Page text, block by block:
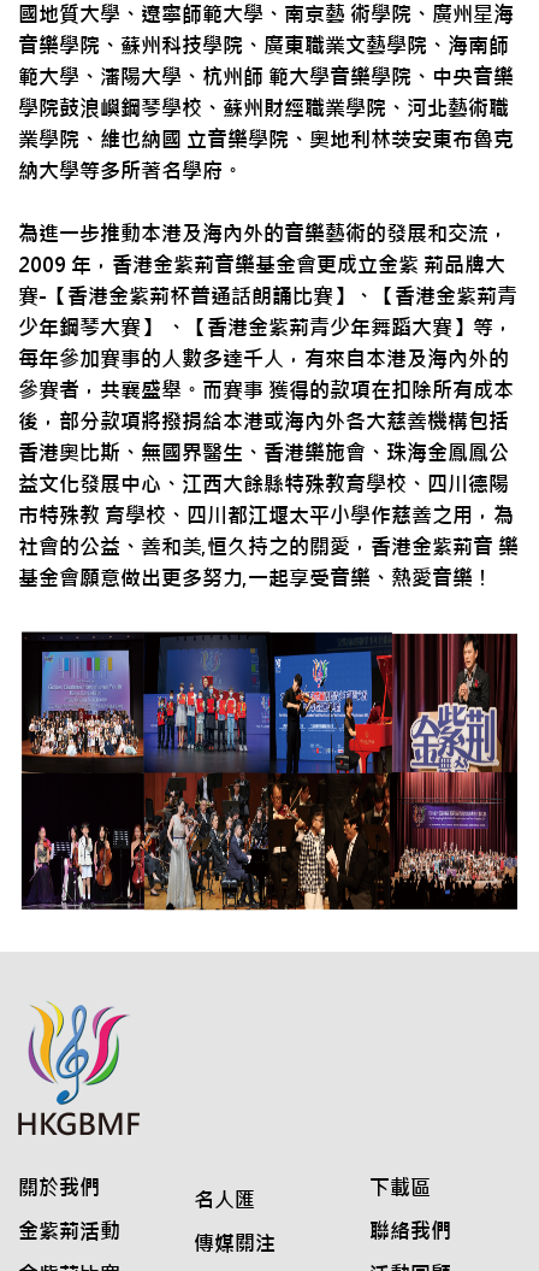
國地質大學、遼寧師範大學、南京藝 術學院、廣州星海
音樂學院、蘇州科技學院、廣東職業文藝學院、海南師
範大學、瀋陽大學、杭州師 範大學音樂學院、中央音樂
學院鼓浪嶼鋼琴學校、蘇州財經職業學院、河北藝術職
業學院、維也納國 立音樂學院、奧地利林茨安東布魯克
納大學等多所著名學府。
為進一步推動本港及海內外的音樂藝術的發展和交流，
2009 年，香港金紫荊音樂基金會更成立金紫 荊品牌大
賽-【香港金紫荊杯普通話朗誦比賽】、【香港金紫荊青
少年鋼琴大賽】 、【香港金紫荊青少年舞蹈大賽】等，
每年參加賽事的人數多達千人，有來自本港及海內外的
參賽者，共襄盛舉。而賽事 獲得的款項在扣除所有成本
後，部分款項將撥捐給本港或海內外各大慈善機構包括
香港奧比斯、無國界醫生、香港樂施會、珠海金鳳鳳公
益文化發展中心、江西大餘縣特殊教育學校、四川德陽
市特殊教 育學校、四川都江堰太平小學作慈善之用，為
社會的公益、善和美,恒久持之的關愛，香港金紫荊音 樂
基金會願意做出更多努力,一起享受音樂、熱愛音樂！
關於我們
金紫荊活動
名人匯
傳媒關注
下載區
聯絡我們